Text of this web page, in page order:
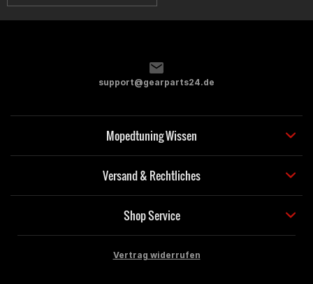
support@gearparts24.de
Mopedtuning Wissen
Versand & Rechtliches
Shop Service
Vertrag widerrufen